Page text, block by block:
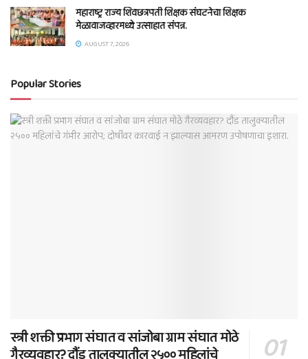
महाराष्ट्र राज्य शिवछत्रपती शिक्षक संघटनेचा शिक्षक
मेळावाजव्हारमध्ये उत्साहात संपन्न.
AUGUST 7, 2026
Popular Stories
स्त्री शक्ती प्रभाग संघात व सांजोबा ग्राम संघात मोठे